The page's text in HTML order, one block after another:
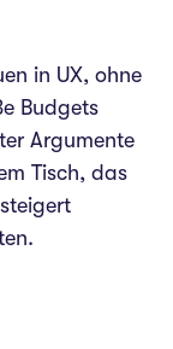
in UX, ohne
Budgets
Argumente
Tisch, das